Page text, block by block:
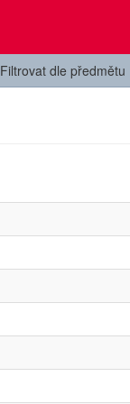
Filtrovat dle předmětu